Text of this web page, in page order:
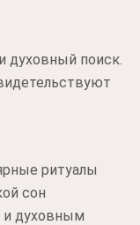
духовный поиск.
ритуалы
сон
и духовным